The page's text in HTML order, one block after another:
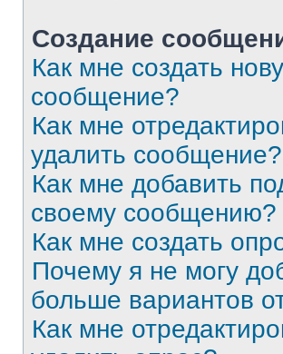
Создание
Как мне создать
сообщение?
Как мне
удалить сообщение?
Как мне добавить
своему сообщению?
Как мне создать
Почему я не могу
больше вариантов
Как мне